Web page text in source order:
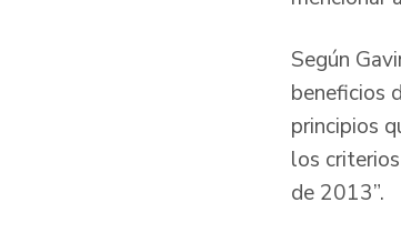
Según
beneficios
principios
los
de 2013”.